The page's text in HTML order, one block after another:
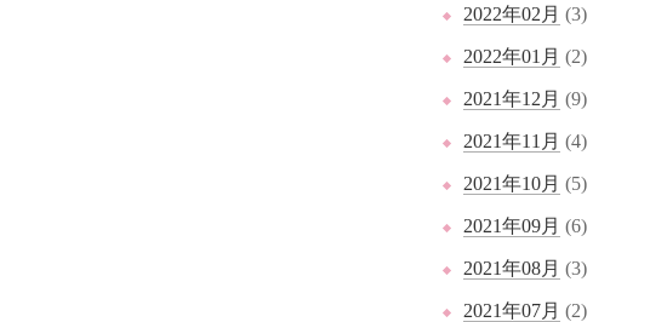
2022年02月 (3)
2022年01月 (2)
2021年12月 (9)
2021年11月 (4)
2021年10月 (5)
2021年09月 (6)
2021年08月 (3)
2021年07月 (2)